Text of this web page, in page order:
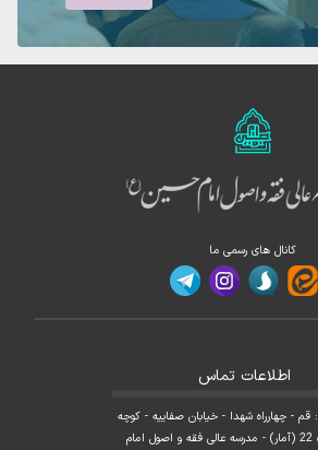
کانال های رسمی ما
اطلاعات تماس
قم - چهارراه شهدا - خیابان صفاییه - کوچه
شماره 22 (آمار) - مدرسه عالی فقه و اصول امام